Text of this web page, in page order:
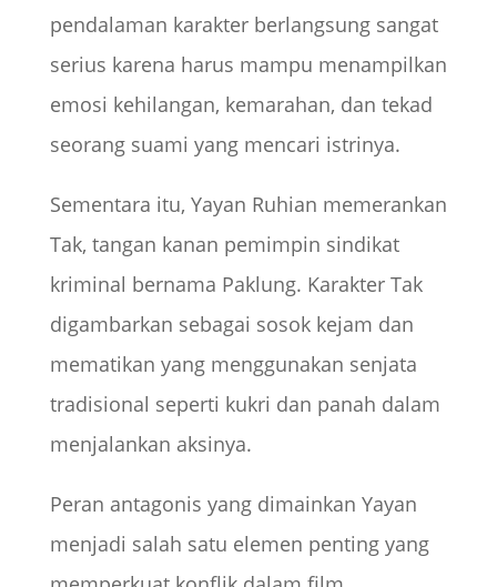
pendalaman karakter berlangsung sangat
serius karena harus mampu menampilkan
emosi kehilangan, kemarahan, dan tekad
seorang suami yang mencari istrinya.
Sementara itu, Yayan Ruhian memerankan
Tak, tangan kanan pemimpin sindikat
kriminal bernama Paklung. Karakter Tak
digambarkan sebagai sosok kejam dan
mematikan yang menggunakan senjata
tradisional seperti kukri dan panah dalam
menjalankan aksinya.
Peran antagonis yang dimainkan Yayan
menjadi salah satu elemen penting yang